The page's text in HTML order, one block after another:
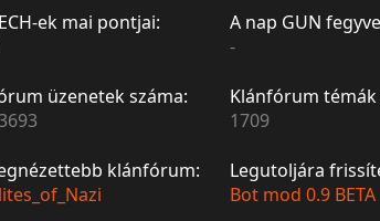
ek mai pontjai:
A nap GUN
-
üzenetek száma:
Klánfórum témák
1709
klánfórum:
Legutoljára
Bot mod 0.9 BETA